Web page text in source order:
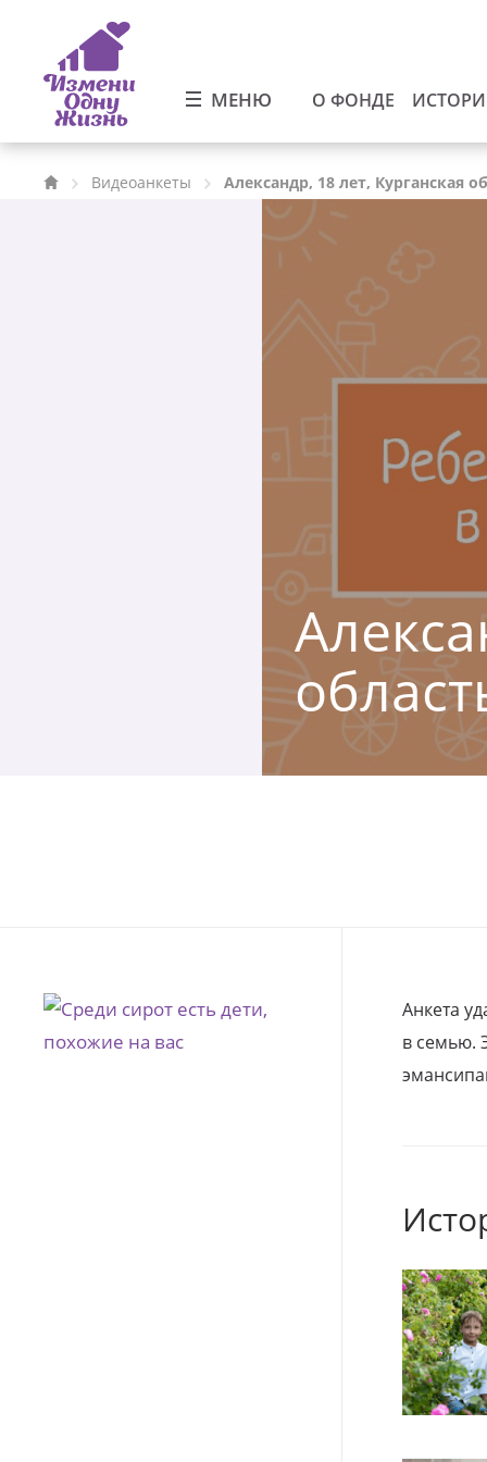
МЕНЮ О ФОНДЕ
Видеоанкеты Александр, 18 лет, Курганская
Анкета
в семью.